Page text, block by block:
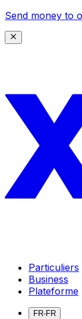
Send money to
Particuliers
Business
Plateforme
FR-FR